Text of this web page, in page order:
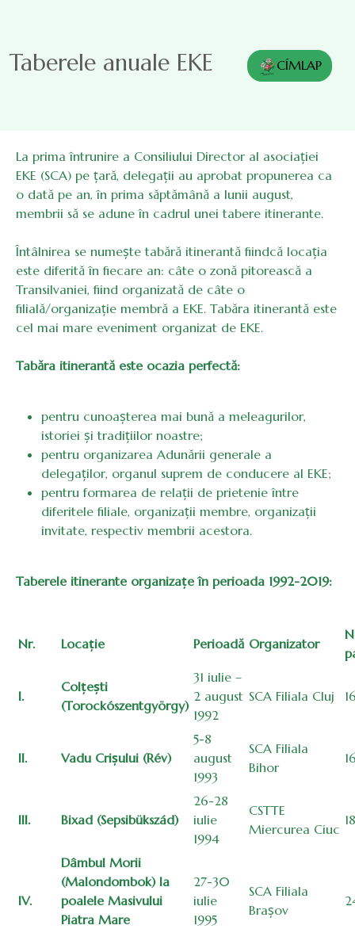
Taberele anuale EKE CÍMLAP
La prima întrunire a Consiliului Director al asociației
EKE (SCA) pe țară, delegații au aprobat propunerea ca
o dată pe an, în prima săptămână a lunii august,
membrii să se adune în cadrul unei tabere itinerante.
Întâlnirea se numește tabără itinerantă fiindcă locația
este diferită în fiecare an: câte o zonă pitorească a
Transilvaniei, fiind organizată de câte o
filială/organizație membră a EKE. Tabăra itinerantă este
cel mai mare eveniment organizat de EKE.
Tabăra itinerantă este ocazia perfectă:
pentru cunoașterea mai bună a meleagurilor,
istoriei și tradițiilor noastre;
pentru organizarea Adunării generale a
delegaților, organul suprem de conducere al EKE;
pentru formarea de relații de prietenie între
diferitele filiale, organizații membre, organizații
invitate, respectiv membrii acestora.
Taberele itinerante organizațe în perioada 1992-2019:
Nr. Locație Perioadă Organizator
I.
Colțești
(Torockószentgyörgy)
31 iulie –
2 august
1992
SCA Filiala Cluj
II. Vadu Crișului (Rév)
5-8
august
1993
SCA Filiala
Bihor
III. Bixad (Sepsibükszád)
26-28
iulie
1994
CSTTE
Miercurea Ciuc
IV.
Dâmbul Morii
(Malondombok) la
poalele Masivului
Piatra Mare
27-30
iulie
1995
SCA Filiala
Brașov